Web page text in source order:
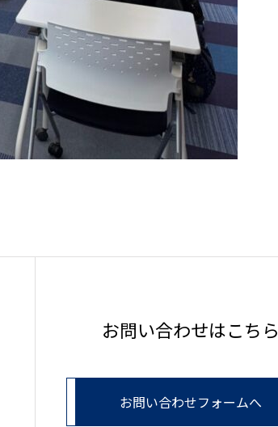
お問い合わせはこちら
お問い合わせフォームへ